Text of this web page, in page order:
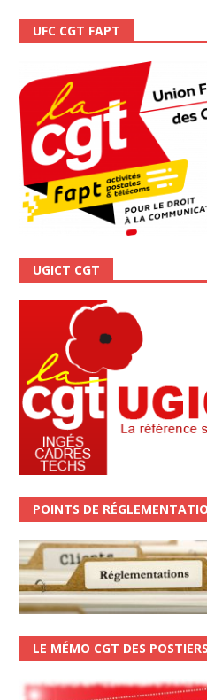
UFC CGT FAPT
UGICT CGT
POINTS DE
LE MÉMO CGT DES